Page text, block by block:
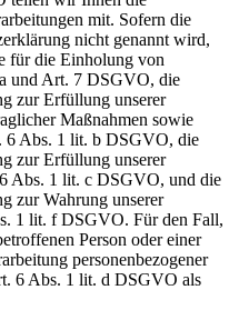
mit. Sofern die
nicht genannt wird,
für die Einholung von
und Art. 7 DSGVO, die
zur Erfüllung unserer
Maßnahmen sowie
6 Abs. 1 lit. b DSGVO, die
zur Erfüllung unserer
Abs. 1 lit. c DSGVO, und die
zur Wahrung unserer
1 lit. f DSGVO. Für den Fall,
Person oder einer
personenbezogener
6 Abs. 1 lit. d DSGVO als